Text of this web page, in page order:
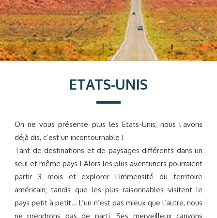
ETATS-UNIS
On ne vous présente plus les Etats-Unis, nous l’avons
déjà dis, c’est un incontournable !
Tant de destinations et de paysages différents dans un
seul et même pays ! Alors les plus aventuriers pourraient
partir 3 mois et explorer l’immensité du territoire
américain; tandis que les plus raisonnables visitent le
pays petit à petit… L’un n’est pas mieux que l’autre, nous
ne prendrons pas de parti. Ses merveilleux canyons